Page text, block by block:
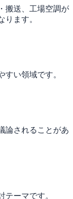
搬送、工場空調が
ります。
い領域です。
論されることがあ
テーマです。